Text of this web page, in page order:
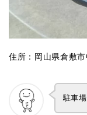
住所：岡山県倉敷
駐車